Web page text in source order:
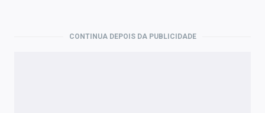
CONTINUA DEPOIS DA PUBLICIDADE